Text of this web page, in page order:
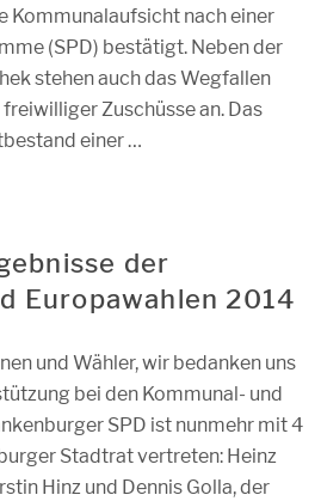
Kommunalaufsicht nach einer
(SPD) bestätigt. Neben der
stehen auch das Wegfallen
Zuschüsse an. Das
einer …
der
Europawahlen 2014
und Wähler, wir bedanken uns
bei den Kommunal- und
SPD ist nunmehr mit 4
Stadtrat vertreten: Heinz
Hinz und Dennis Golla, der